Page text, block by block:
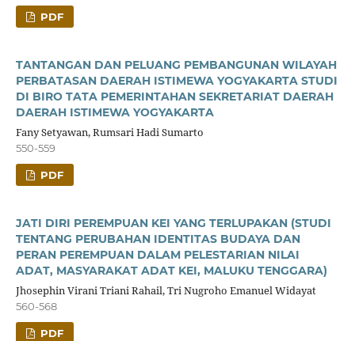
PDF
TANTANGAN DAN PELUANG PEMBANGUNAN WILAYAH
PERBATASAN DAERAH ISTIMEWA YOGYAKARTA STUDI
DI BIRO TATA PEMERINTAHAN SEKRETARIAT DAERAH
DAERAH ISTIMEWA YOGYAKARTA
Fany Setyawan, Rumsari Hadi Sumarto
550-559
PDF
JATI DIRI PEREMPUAN KEI YANG TERLUPAKAN (STUDI
TENTANG PERUBAHAN IDENTITAS BUDAYA DAN
PERAN PEREMPUAN DALAM PELESTARIAN NILAI
ADAT, MASYARAKAT ADAT KEI, MALUKU TENGGARA)
Jhosephin Virani Triani Rahail, Tri Nugroho Emanuel Widayat
560-568
PDF